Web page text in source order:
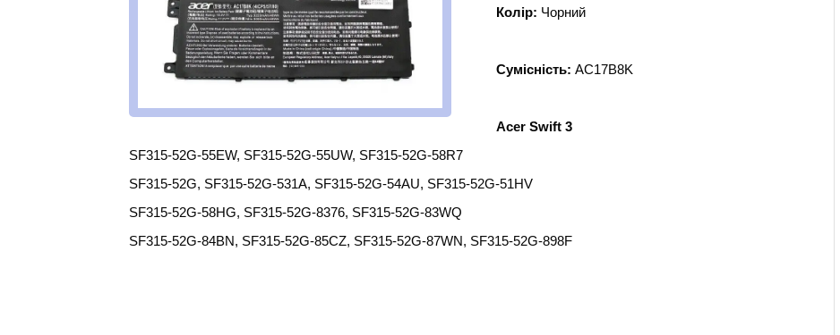
Колір: Чорний
Сумісність: AC17B8K
Acer Swift 3
SF315-52G-55EW, SF315-52G-55UW, SF315-52G-58R7
SF315-52G, SF315-52G-531A, SF315-52G-54AU, SF315-52G-51HV
SF315-52G-58HG, SF315-52G-8376, SF315-52G-83WQ
SF315-52G-84BN, SF315-52G-85CZ, SF315-52G-87WN, SF315-52G-898F